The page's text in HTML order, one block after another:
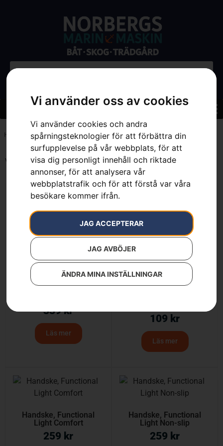
Vi använder oss av cookies
Vi använder cookies och andra
spårningsteknologier för att förbättra din
surfupplevelse på vår webbplats, för att
visa dig personligt innehåll och riktade
annonser, för att analysera vår
webbplatstrafik och för att förstå var våra
besökare kommer ifrån.
JAG ACCEPTERAR
JAG AVBÖJER
ÄNDRA MINA INSTÄLLNINGAR
Hem
Visar alla 10 resultat
339kr
Läs mer
109 kr
Läs mer
Handske, Functional
Light Comfort
259 kr
Handske, Functional
Light Non-slip
259 kr